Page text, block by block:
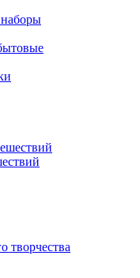
творчества